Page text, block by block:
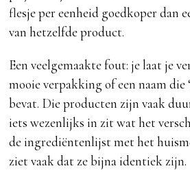
flesje per eenheid goedkoper dan
van hetzelfde product.
Een veelgemaakte fout: je laat je
mooie verpakking of een naam die
bevat. Die producten zijn vaak
iets wezenlijks in zit wat het
de ingrediëntenlijst met het
ziet vaak dat ze bijna identiek zijn.